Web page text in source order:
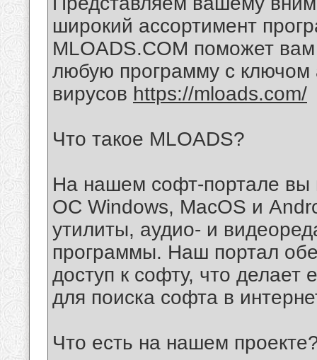
широкий ассортимент
MLOADS.COM поможет вам
любую программу с ключом
вирусов https://mloads.com/
Что такое MLOADS?
На нашем софт-портале вы
ОС Windows, MacOS и
утилиты, аудио- и
программы. Наш портал
доступ к софту, что
для поиска софта в
Что есть на нашем